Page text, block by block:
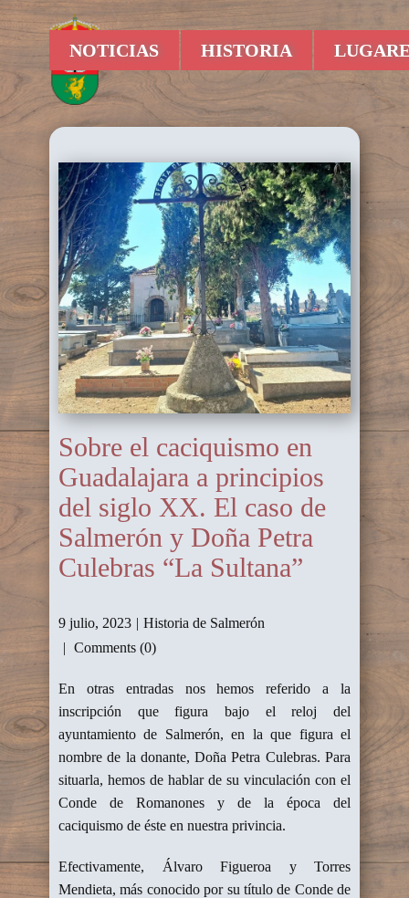
NOTICIAS HISTORIA
Sobre el caciquismo en
Guadalajara a principios
del siglo XX. El caso de
Salmerón y Doña Petra
Culebras “La Sultana”
9 julio, 2023
Historia de Salmerón
Comments (0)
En otras entradas nos hemos referido a la
inscripción que figura bajo el reloj del
ayuntamiento de Salmerón, en la que figura el
nombre de la donante, Doña Petra Culebras. Para
situarla, hemos de hablar de su vinculación con el
Conde de Romanones y de la época del
caciquismo de éste en nuestra privincia.
Efectivamente, Álvaro Figueroa y Torres
Mendieta, más conocido por su título de Conde de